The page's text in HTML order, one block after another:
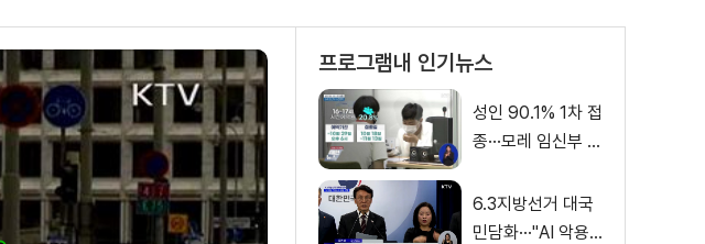
프로그램내 인기뉴스
성인 90.1% 1차 접
종···모레 임신부 사
6.3지방선거 대국
민담화···"AI 악용